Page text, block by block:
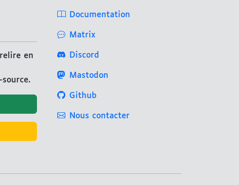
en
Documentation
Matrix
Discord
Mastodon
Github
Nous contacter